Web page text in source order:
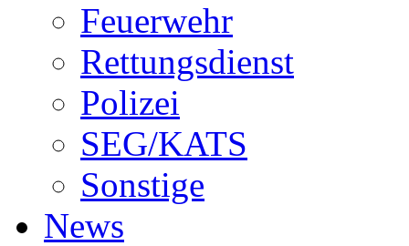
Feuerwehr
Rettungsdienst
Polizei
SEG/KATS
Sonstige
News